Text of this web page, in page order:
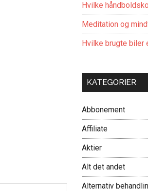
Hvilke
Meditation og
Hvilke brugte biler
KATEGORIER
Abbonement
Affiliate
Aktier
Alt det andet
Alternativ